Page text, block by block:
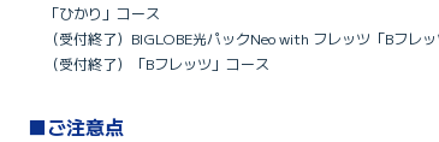
「ひかり」コース
（受付終了）BIGLOBE光パックNeo with フレッツ「Bフレ
（受付終了）「Bフレッツ」コース
■ご注意点